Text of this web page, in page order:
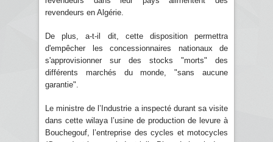
revendeurs en Algérie.
De plus, a-t-il dit, cette disposition permettra
d'empêcher les concessionnaires nationaux de
s'approvisionner sur des stocks "morts" des
différents marchés du monde, "sans aucune
garantie".
Le ministre de l’Industrie a inspecté durant sa visite
dans cette wilaya l’usine de production de levure à
Bouchegouf, l’entreprise des cycles et motocycles